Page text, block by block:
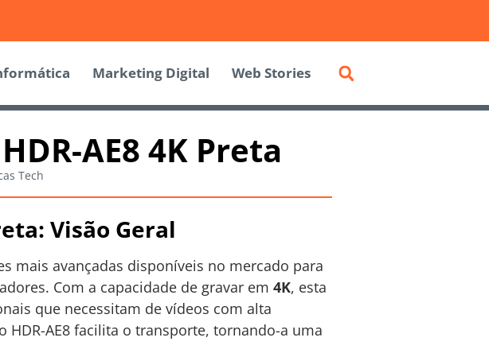
Marketing Digital Web Stories
AE8 4K Preta
Tech
Visão Geral
mais avançadas disponíveis no mercado para
Com a capacidade de gravar em 4K, esta
que necessitam de vídeos com alta
AE8 facilita o transporte, tornando-a uma